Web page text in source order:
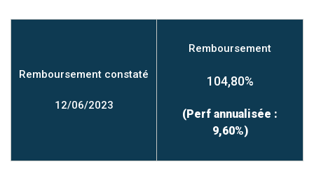
Remboursement constaté
12/06/2023
Remboursement
104,80%
(Perf annualisée :
9,60%)